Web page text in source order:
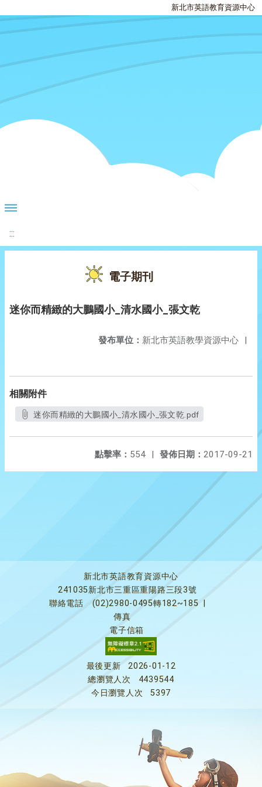
新北市英語教育資源中心
:::
電子期刊
迷你而精緻的大鵬國小_清水國小_張文乾
發布單位： 新北市英語教學資源中心 |
相關附件
迷你而精緻的大鵬國小_清水國小_張文乾.pdf
發佈日期： 2017-09-21
點擊率： 554 |
新北市英語教育資源中心
241035新北市三重區重陽路三段3號
聯絡電話
(02)2980-0495轉182~185
傳真
電子信箱
最後更新
2026-01-12
總瀏覽人次
4439544
今日瀏覽人次
5397